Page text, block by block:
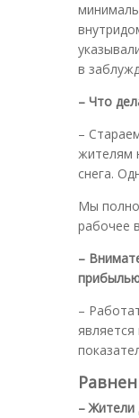
в
– Что
–
жителям
снега.
Мы
рабочее
–
–
– Жители